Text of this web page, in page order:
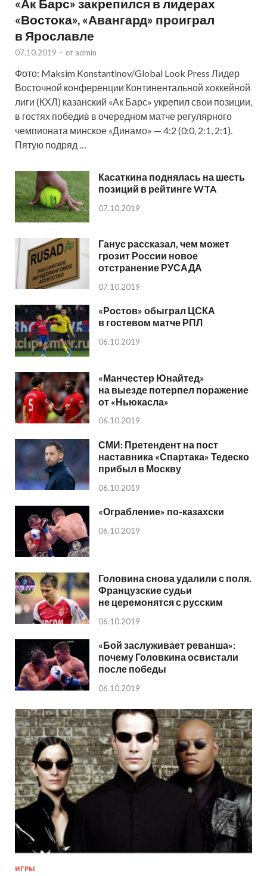
«Ак Барс» закрепился в лидерах
«Востока», «Авангард» проиграл
в Ярославле
07.10.2019 - от admin
Фото: Maksim Konstantinov/Global Look Press Лидер
Восточной конференции Континентальной хоккейной
лиги (КХЛ) казанский «Ак Барс» укрепил свои позиции,
в гостях победив в очередном матче регулярного
чемпионата минское «Динамо» — 4:2 (0:0, 2:1, 2:1).
Пятую подряд …
Касаткина поднялась на шесть
позиций в рейтинге WTA
07.10.2019
Ганус рассказал, чем может
грозит России новое
отстранение РУСАДА
07.10.2019
«Ростов» обыграл ЦСКА
в гостевом матче РПЛ
06.10.2019
«Манчестер Юнайтед»
на выезде потерпел поражение
от «Ньюкасла»
06.10.2019
СМИ: Претендент на пост
наставника «Спартака» Тедеско
прибыл в Москву
06.10.2019
«Ограбление» по-казахски
06.10.2019
Головина снова удалили с поля.
Французские судьи
не церемонятся с русским
06.10.2019
«Бой заслуживает реванша»:
почему Головкина освистали
после победы
06.10.2019
ИГРЫ